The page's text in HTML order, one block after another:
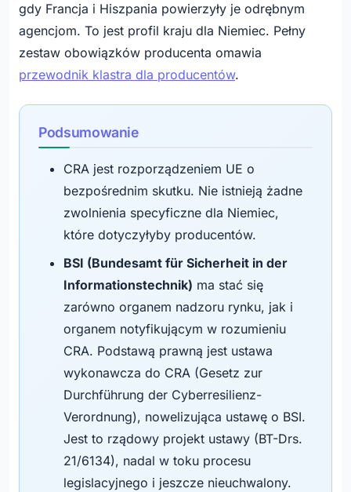
gdy Francja i Hiszpania powierzyły je odrębnym
agencjom. To jest profil kraju dla Niemiec. Pełny
zestaw obowiązków producenta omawia
przewodnik klastra dla producentów.
Podsumowanie
CRA jest rozporządzeniem UE o
bezpośrednim skutku. Nie istnieją żadne
zwolnienia specyficzne dla Niemiec,
które dotyczyłyby producentów.
BSI (Bundesamt für Sicherheit in der
Informationstechnik) ma stać się
zarówno organem nadzoru rynku, jak i
organem notyfikującym w rozumieniu
CRA. Podstawą prawną jest ustawa
wykonawcza do CRA (Gesetz zur
Durchführung der Cyberresilienz-
Verordnung), nowelizująca ustawę o BSI.
Jest to rządowy projekt ustawy (BT-Drs.
21/6134), nadal w toku procesu
legislacyjnego i jeszcze nieuchwalony.